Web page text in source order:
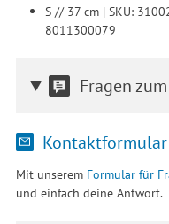
S // 37 cm | SKU:
8011300079
Fragen
Kontaktformular
Mit unserem Formular für
und einfach deine Antwort.